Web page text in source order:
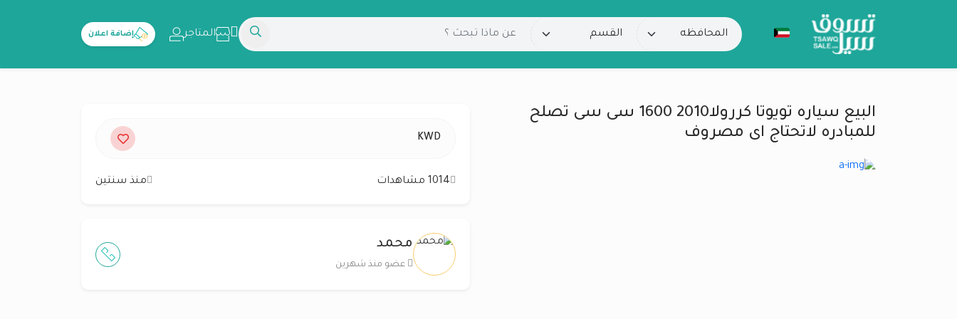
المتاجر إضافة اعلان
البيع سياره تويوتا كررولا2010 1600 سى سى تصلح
للمبادره لاتحتاج اى مصروف
KWD
1014 مشاهدات منذ سنتين
محمد
عضو منذ شهرين